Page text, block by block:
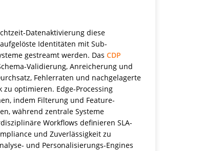
Datenaktivierung diese
Identitäten mit Sub-
gestreamt werden. Das CDP
Validierung, Anreicherung und
Fehlerraten und nachgelagerte
optimieren. Edge-Processing
indem Filterung und Feature-
während zentrale Systeme
Workflows definieren SLA-
und Zuverlässigkeit zu
und Personalisierungs-Engines